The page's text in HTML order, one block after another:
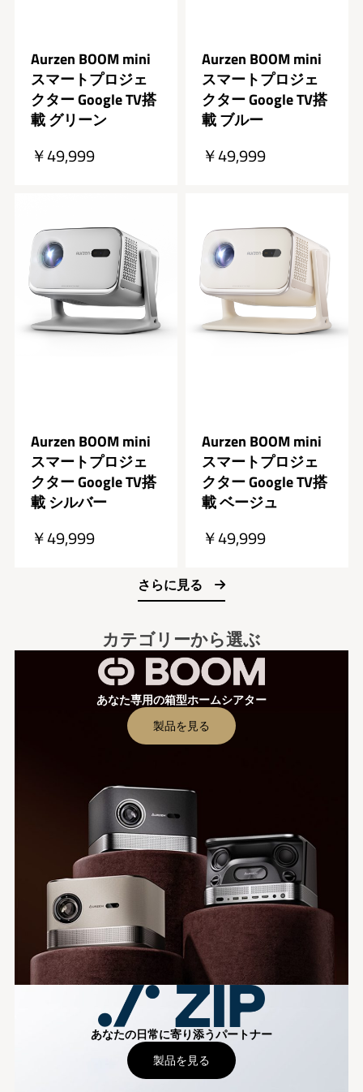
Aurzen BOOM mini
スマートプロジェ
クター Google TV搭
載 グリーン
￥49,999
Aurzen BOOM mini
スマートプロジェ
クター Google TV搭
載 ブルー
￥49,999
Aurzen BOOM mini
スマートプロジェ
クター Google TV搭
載 シルバー
￥49,999
Aurzen BOOM mini
スマートプロジェ
クター Google TV搭
載 ベージュ
￥49,999
売り切れ
さらに見る
カテゴリーから選ぶ
あなた専用の箱型ホームシアター
製品を見る
あなたの日常に寄り添うパートナー
製品を見る